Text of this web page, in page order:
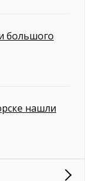
большого
нашли